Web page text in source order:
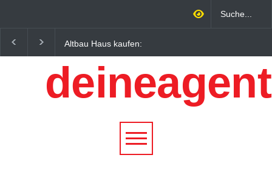
Altbau Haus kaufen:
Unterschiede zwischen
Süddeutschland und
Österreich einfach erklärt
Wirtschaftsfaktor: Wie
Qualitätstourismus
profitieren